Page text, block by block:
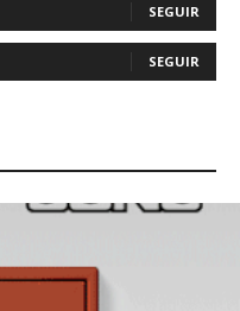
SEGUIR
SEGUIR